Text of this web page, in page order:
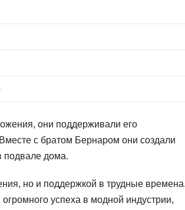
они поддерживали его
с братом Бернаром они создали
подвале дома.
но и поддержкой в трудные
успеха в модной индустрии,